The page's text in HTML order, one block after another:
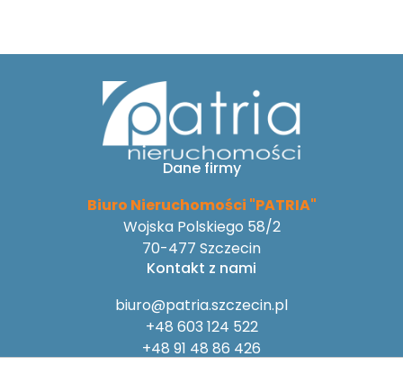
Dane firmy
Biuro Nieruchomości "PATRIA"
Wojska Polskiego 58/2
70-477 Szczecin
Kontakt z nami
biuro@patria.szczecin.pl
+48 603 124 522
+48 91 48 86 426